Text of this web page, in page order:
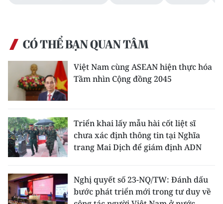
Media Môi trường
Ảnh
Infographic
TIN MỚI
TIN ĐỊA PHƯƠNG
Trung du và miền núi phía Bắc
Đồng bằng sông Hồng
CÓ THỂ BẠN QUAN TÂM
Việt Nam cùng ASEAN hiện thực hóa
Tầm nhìn Cộng đồng 2045
Triển khai lấy mẫu hài cốt liệt sĩ
chưa xác định thông tin tại Nghĩa
trang Mai Dịch để giám định ADN
Nghị quyết số 23-NQ/TW: Đánh dấu
bước phát triển mới trong tư duy về